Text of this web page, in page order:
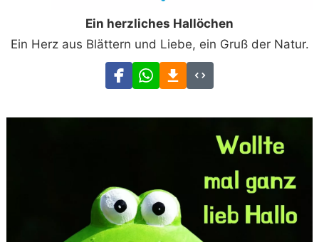
Ein herzliches Hallöchen
Ein Herz aus Blättern und Liebe, ein Gruß der Natur.